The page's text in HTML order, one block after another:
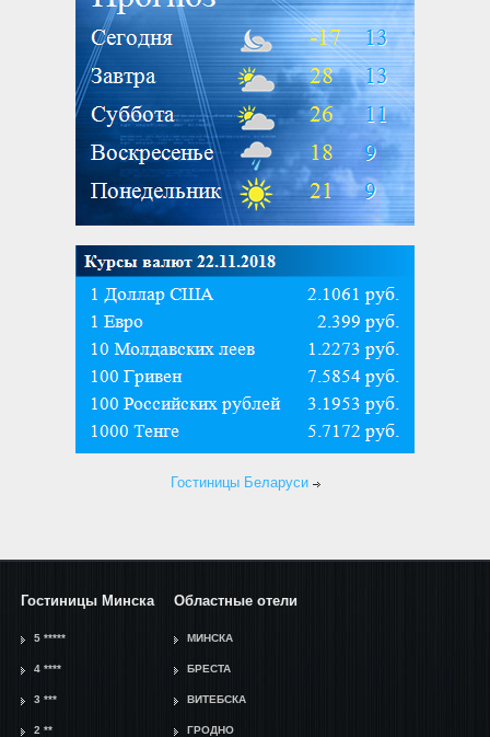
Гостиницы Беларуси
Гостиницы Минска
5 *****
4 ****
3 ***
2 **
Областные отели
МИНСКА
БРЕСТА
ВИТЕБСКА
ГРОДНО